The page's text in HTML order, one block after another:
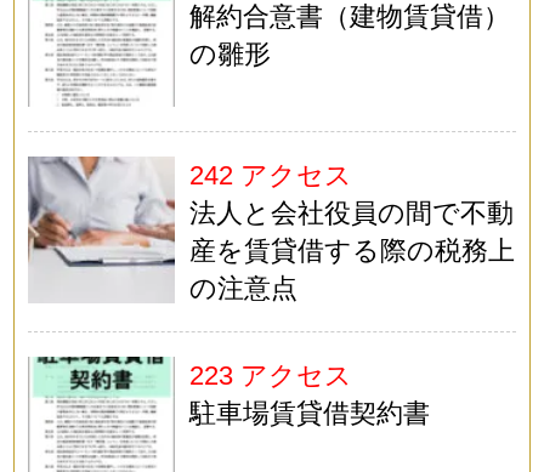
解約合意書（建物賃貸借）
の雛形
242 アクセス
法人と会社役員の間で不動
産を賃貸借する際の税務上
の注意点
223 アクセス
駐車場賃貸借契約書